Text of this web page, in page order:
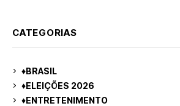
CATEGORIAS
♦BRASIL
♦ELEIÇÕES 2026
♦ENTRETENIMENTO